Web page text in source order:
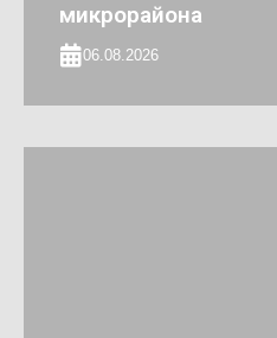
микрорайона
06.08.2026